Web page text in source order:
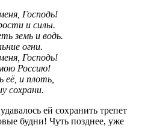
Господь!
и силы.
земь и водь.
огни.
Господь!
Россию!
и плоть,
сохрани.
ей сохранить трепет
будни! Чуть позднее, уже